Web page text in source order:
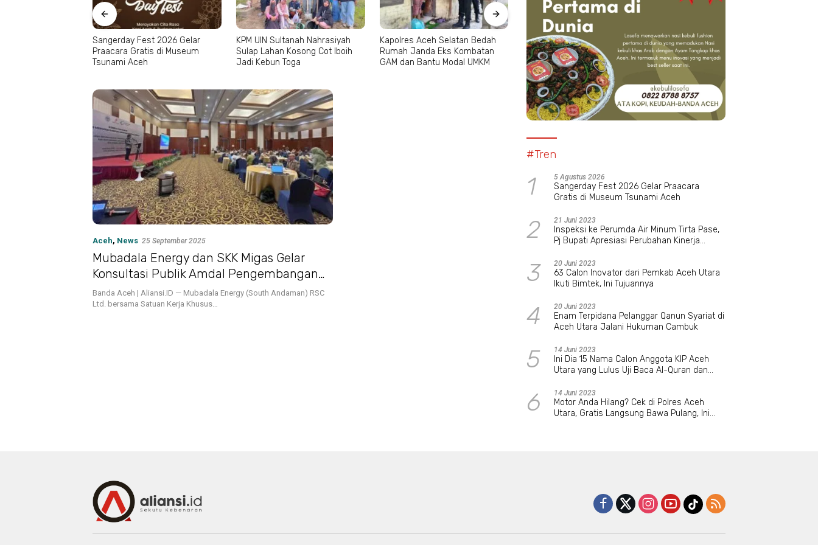
Sangerday Fest 2026 Gelar
Praacara Gratis di Museum
Tsunami Aceh
KPM UIN Sultanah Nahrasiyah
Sulap Lahan Kosong Cot Iboih
Jadi Kebun Toga
Kapolres Aceh Selatan Bedah
Rumah Janda Eks Kombatan
GAM dan Bantu Modal UMKM
Islamic Relief Indonesia Hibur
Anak Yatim Cianjur Lewat
Rekreasi Bersama
Pimpin Himipol Unimal, Muspika
Zahara Dorong Budaya
Intelektual Kritis Mahasiswa
Aceh, News 25 September 2025
Mubadala Energy dan SKK Migas Gelar
Konsultasi Publik Amdal Pengembangan
Lapangan Gas Tangkulo
Banda Aceh | Aliansi.ID — Mubadala Energy (South Andaman) RSC
Ltd. bersama Satuan Kerja Khusus…
#Tren
1 5 Agustus 2026
Sangerday Fest 2026 Gelar Praacara
Gratis di Museum Tsunami Aceh
2 21 Juni 2023
Inspeksi ke Perumda Air Minum Tirta Pase,
Pj Bupati Apresiasi Perubahan Kinerja
3 20 Juni 2023
63 Calon Inovator dari Pemkab Aceh Utara
Ikuti Bimtek, Ini Tujuannya
4 20 Juni 2023
Enam Terpidana Pelanggar Qanun Syariat di
Aceh Utara Jalani Hukuman Cambuk
5 14 Juni 2023
Ini Dia 15 Nama Calon Anggota KIP Aceh
Utara yang Lulus Uji Baca Al-Quran dan
6 14 Juni 2023
Motor Anda Hilang? Cek di Polres Aceh
Utara, Gratis Langsung Bawa Pulang, Ini